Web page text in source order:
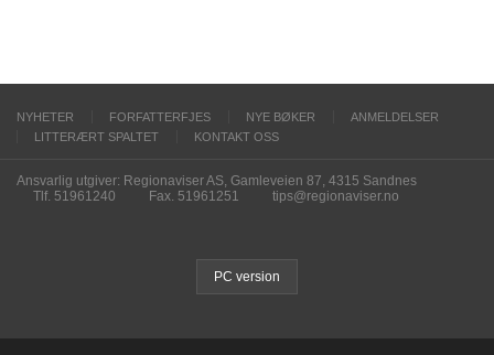
NYHETER FORFATTERFJES NYE BØKER
ANMELDELSER
LITTERÆRT SPALTET
KONTAKT OSS
Ansvarlig utgiver: Regionaviser AS, Gamleveien 87, 4315 Sandnes
Tlf. 51961240
Fax. 51961251 tips@regionaviser.no
PC version